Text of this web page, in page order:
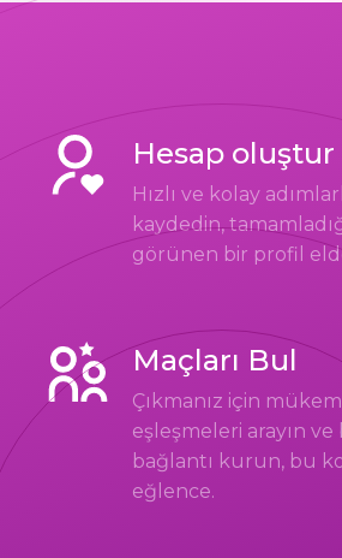
Hesap oluştur
Hızlı ve kolay
kaydedin,
görünen bir profil
Maçları Bul
Çıkmanız için
eşleşmeleri arayın
bağlantı kurun, bu
eğlence.